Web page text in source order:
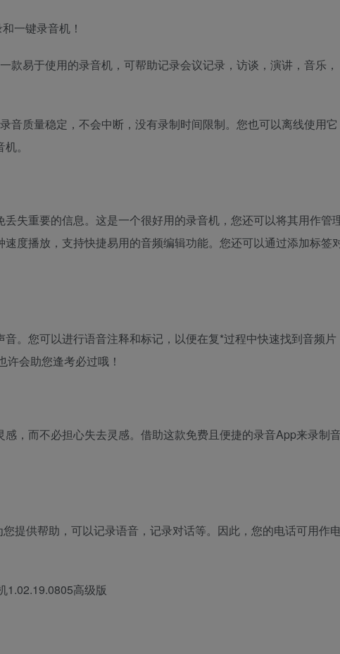
一键录音机！
款易于使用的录音机，可帮助记录会议记录，访谈，演讲，音乐，
音质量稳定，不会中断，没有录制时间限制。您也可以离线使用它
。
失重要的信息。这是一个很好用的录音机，您还可以将其用作管
度播放，支持快捷易用的音频编辑功能。您还可以通过添加标签
。您可以进行语音注释和标记，以便在复*过程中快速找到音频片
会助您逢考必过哦！
，而不必担心失去灵感。借助这款免费且便捷的录音App来录制
提供帮助，可以记录语音，记录对话等。因此，您的电话可用作
1.02.19.0805高级版